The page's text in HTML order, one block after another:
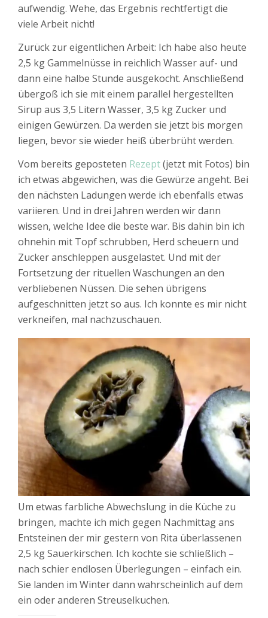
aufwendig. Wehe, das Ergebnis rechtfertigt die
viele Arbeit nicht!
Zurück zur eigentlichen Arbeit: Ich habe also heute
2,5 kg Gammelnüsse in reichlich Wasser auf- und
dann eine halbe Stunde ausgekocht. Anschließend
übergoß ich sie mit einem parallel hergestellten
Sirup aus 3,5 Litern Wasser, 3,5 kg Zucker und
einigen Gewürzen. Da werden sie jetzt bis morgen
liegen, bevor sie wieder heiß überbrüht werden.
Vom bereits geposteten Rezept(jetzt mit Fotos) bin
ich etwas abgewichen, was die Gewürze angeht. Bei
den nächsten Ladungen werde ich ebenfalls etwas
variieren. Und in drei Jahren werden wir dann
wissen, welche Idee die beste war. Bis dahin bin ich
ohnehin mit Topf schrubben, Herd scheuern und
Zucker anschleppen ausgelastet. Und mit der
Fortsetzung der rituellen Waschungen an den
verbliebenen Nüssen. Die sehen übrigens
aufgeschnitten jetzt so aus. Ich konnte es mir nicht
verkneifen, mal nachzuschauen.
Um etwas farbliche Abwechslung in die Küche zu
bringen, machte ich mich gegen Nachmittag ans
Entsteinen der mir gestern von Rita überlassenen
2,5 kg Sauerkirschen. Ich kochte sie schließlich –
nach schier endlosen Überlegungen – einfach ein.
Sie landen im Winter dann wahrscheinlich auf dem
ein oder anderen Streuselkuchen.